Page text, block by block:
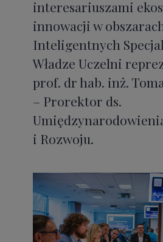
interesariuszami
innowacji w
Inteligentnych
Władze Uczelni
prof. dr hab. inż.
– Prorektor ds.
i Rozwoju.